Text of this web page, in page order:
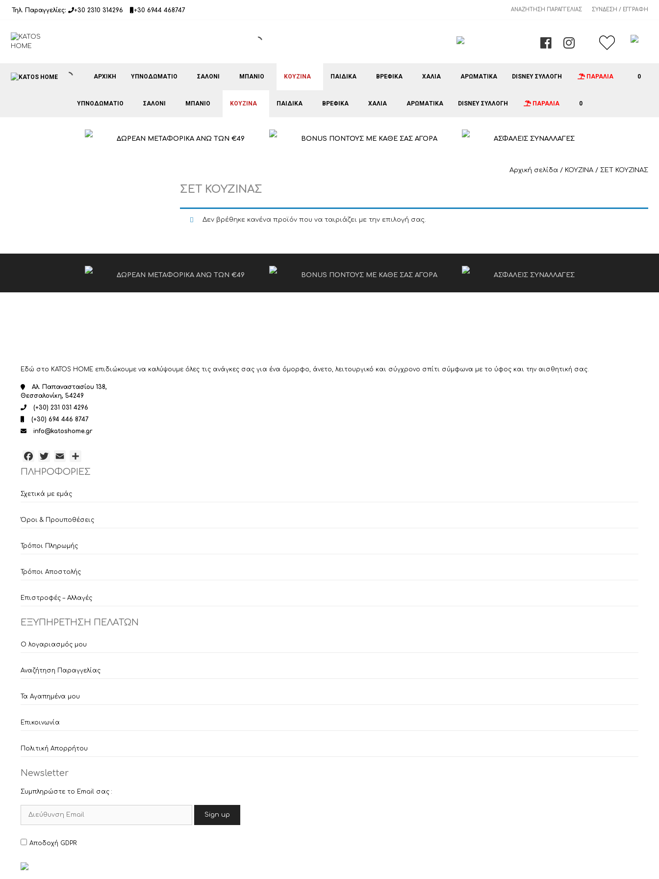
Τηλ. Παραγγελίες: +30 2310 314296 +30 6944 468747 ΑΝΑΖΉΤΗΣΗ ΠΑΡΑΓΓΕΛΊΑΣ ΣΎΝΔΕΣΗ / ΕΓΓΡΑΦΉ
ΑΡΧΙΚΉ ΥΠΝΟΔΩΜΑΤΙΟ ΣΑΛΟΝΙ ΜΠΑΝΙΟ ΚΟΥΖΙΝΑ ΠΑΙΔΙΚΑ ΒΡΕΦΙΚΑ ΧΑΛΙΑ ΑΡΩΜΑΤΙΚΑ DISNEY ΣΥΛΛΟΓΗ ΠΑΡΑΛΙΑ 0
ΥΠΝΟΔΩΜΑΤΙΟ ΣΑΛΟΝΙ ΜΠΑΝΙΟ ΚΟΥΖΙΝΑ ΠΑΙΔΙΚΑ ΒΡΕΦΙΚΑ ΧΑΛΙΑ ΑΡΩΜΑΤΙΚΑ DISNEY ΣΥΛΛΟΓΗ ΠΑΡΑΛΙΑ 0
ΔΩΡΕΑΝ ΜΕΤΑΦΟΡΙΚΑ ΑΝΩ ΤΩΝ €49 BONUS ΠΟΝΤΟΥΣ ΜΕ ΚΑΘΕ ΣΑΣ ΑΓΟΡΑ ΑΣΦΑΛΕΙΣ ΣΥΝΑΛΛΑΓΕΣ
Αρχική σελίδα / ΚΟΥΖΙΝΑ / ΣΕΤ ΚΟΥΖΙΝΑΣ
ΣΕΤ ΚΟΥΖΙΝΑΣ
Δεν βρέθηκε κανένα προϊόν που να ταιριάζει με την επιλογή σας.
ΔΩΡΕΑΝ ΜΕΤΑΦΟΡΙΚΑ ΑΝΩ ΤΩΝ €49 BONUS ΠΟΝΤΟΥΣ ΜΕ ΚΑΘΕ ΣΑΣ ΑΓΟΡΑ ΑΣΦΑΛΕΙΣ ΣΥΝΑΛΛΑΓΕΣ
Εδώ στο KATOS HOME επιδιώκουμε να καλύψουμε όλες τις ανάγκες σας για ένα όμορφο, άνετο, λειτουργικό και σύγχρονο σπίτι σύμφωνα με το ύφος και την αισθητική σας.
Αλ. Παπαναστασίου 138,
Θεσσαλονίκη, 54249
(+30) 231 031 4296
(+30) 694 446 8747
info@katoshome.gr
Facebook
TwitterEmail
ΠΛΗΡΟΦΟΡΙΕΣ
Σχετικά με εμάς
Όροι & Προυποθέσεις
Τρόποι Πληρωμής
Τρόποι Αποστολής
Επιστροφές – Αλλαγές
ΕΞΥΠΗΡΕΤΗΣΗ ΠΕΛΑΤΩΝ
Ο λογαριασμός μου
Αναζήτηση Παραγγελίας
Τα Αγαπημένα μου
Επικοινωνία
Πολιτική Απορρήτου
Newsletter
Συμπληρώστε το Email σας :
Αποδοχή GDPR